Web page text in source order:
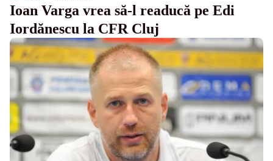
Ioan Varga vrea să-l readucă pe Edi
Iordănescu la CFR Cluj